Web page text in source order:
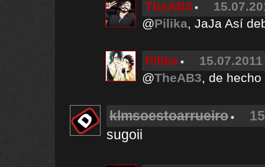
TheAB3
@Pilika, JaJa Así
Pilika
@TheAB3, de hecho
klmsoestoarrueiro
sugoii